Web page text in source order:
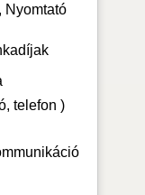
Nyomtató
telefon )